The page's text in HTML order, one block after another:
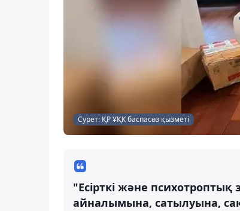
Сурет: ҚР ҰҚК баспасөз қызметі
"Есірткі және
айналымына, сатылуына,